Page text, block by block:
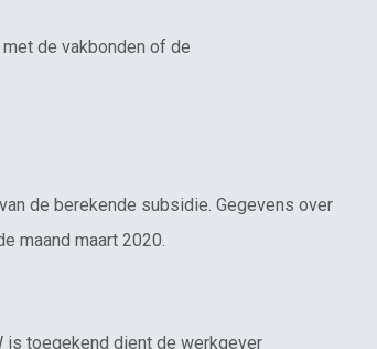
de vakbonden of de
de berekende subsidie. Gegevens over
maand maart 2020.
is toegekend dient de werkgever